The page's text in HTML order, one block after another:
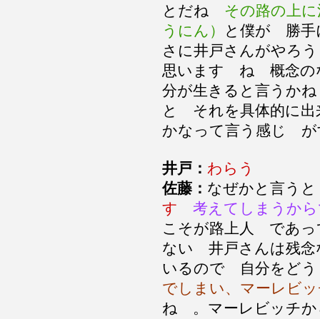
とだね その路の上
うにん）
と僕が 勝手
さに井戸さんがやろ
思います ね 概念の
分が生きると言うか
と それを具体的に
かなって言う感じ が
井戸： わらう
佐藤： なぜかと言う
す
考えてしまうか
こそが路上人 であ
ない 井戸さんは残念
いるので 自分をどう
でしまい、マーレビ
ね 。マーレビッチか